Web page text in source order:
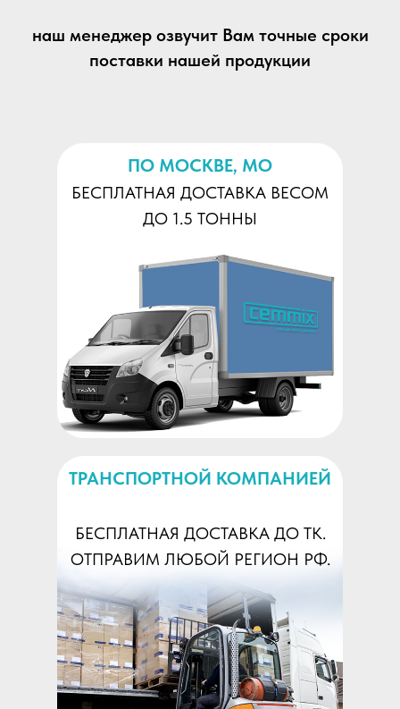
наш менеджер озвучит Вам точные сроки
поставки нашей продукции
ТРАНСПОРТНОЙ КОМПАНИЕЙ
БЕСПЛАТНАЯ ДОСТАВКА ДО ТК.
ОТПРАВИМ ЛЮБОЙ РЕГИОН РФ.
ПО МОСКВЕ, МО
БЕСПЛАТНАЯ ДОСТАВКА ВЕСОМ
ДО 1.5 ТОННЫ